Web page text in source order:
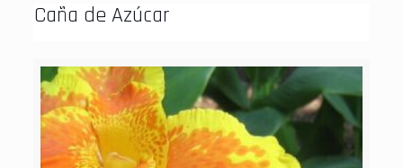
Caña de Azúcar